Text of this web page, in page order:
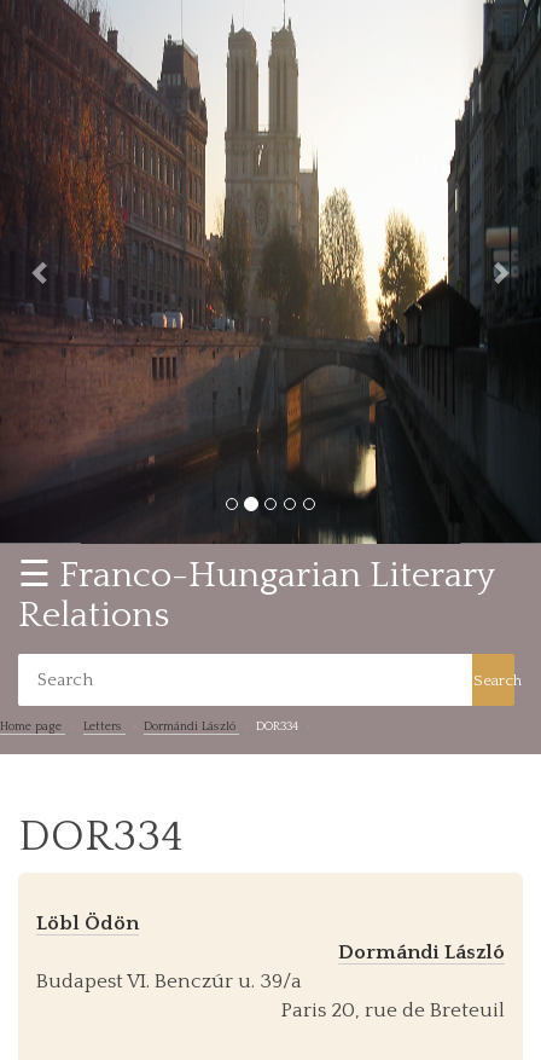
Previous
☰ Franco-Hungarian Literary
Relations
Search
Home page Letters Dormándi László DOR334
DOR334
Löbl Ödön
Dormándi László
Budapest VI. Benczúr u. 39/a
Paris 20, rue de Breteuil